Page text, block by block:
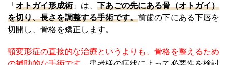
「 オトガイ形成術」は、 下あごの先にある骨（オトガイ）
を切り、長さを調整する手術です。前歯の下にある下唇を
切開し、骨格を矯正します。
顎変形症の直接的な治療というよりも、骨格を整えるため